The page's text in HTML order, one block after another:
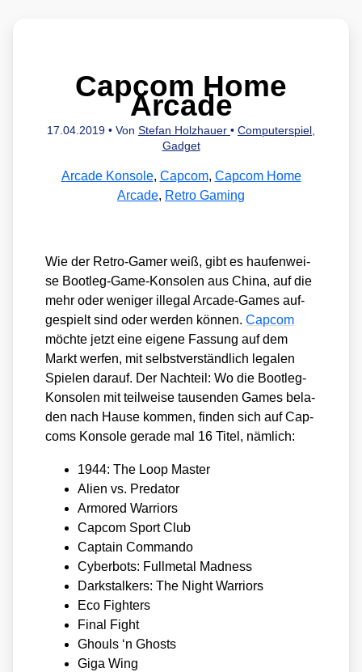
Capcom Home
Arcade
17.04.2019 • Von Stefan Holzhauer • Computerspiel ,
Gadget
Arcade Konsole, Capcom, Capcom Home
Arcade, Retro Gaming
Wie der Retro-Gamer weiß, gibt es hau­fen­wei­
se Boot­leg-Game-Kon­so­len aus Chi­na, auf die
mehr oder weni­ger ille­gal Arca­de-Games auf­
ge­spielt sind oder wer­den kön­nen.Cap­com
möch­te jetzt eine eige­ne Fas­sung auf dem
Markt wer­fen, mit selbst­ver­ständ­lich lega­len
Spie­len dar­auf. Der Nach­teil: Wo die Boot­leg-
Kon­so­len mit teil­wei­se tau­sen­den Games bela­
den nach Hau­se kom­men, fin­den sich auf Cap­
coms Kon­so­le gera­de mal 16 Titel, näm­lich:
1944: The Loop Mas­ter
Ali­en vs. Pre­da­tor
Armored War­ri­ors
Cap­com Sport Club
Cap­tain Com­man­do
Cyber­bots: Full­me­tal Mad­ness
Dark­stal­kers: The Night War­ri­ors
Eco Figh­ters
Final Fight
Ghouls ‘n Ghosts
Giga Wing